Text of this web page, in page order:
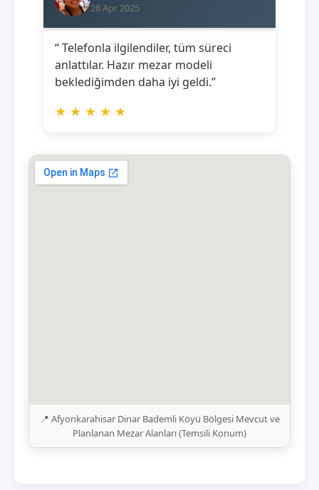
28 Apr 2025
“ Telefonla ilgilendiler, tüm süreci
anlattılar. Hazır mezar modeli
beklediğimden daha iyi geldi.”
★ ★ ★ ★ ★
📍 Afyonkarahisar Dinar Bademli Köyü Bölgesi Mevcut ve
Planlanan Mezar Alanları (Temsili Konum)